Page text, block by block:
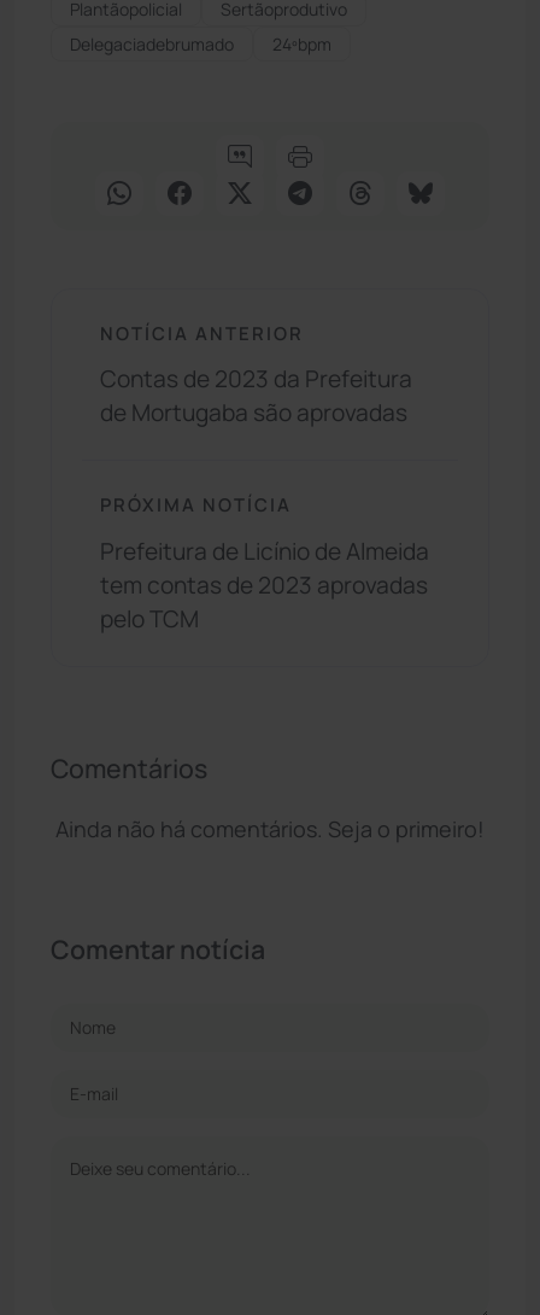
Plantãopolicial
Sertãoprodutivo
Delegaciadebrumado
24ºbpm
NOTÍCIA ANTERIOR
Contas de 2023 da Prefeitura
de Mortugaba são aprovadas
PRÓXIMA NOTÍCIA
Prefeitura de Licínio de Almeida
tem contas de 2023 aprovadas
pelo TCM
Comentários
Ainda não há comentários. Seja o primeiro!
Comentar notícia